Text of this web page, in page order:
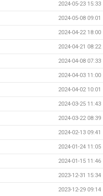
2024-05-23 15:33
2024-05-08 09:01
2024-04-22 18:00
2024-04-21 08:22
2024-04-08 07:33
2024-04-03 11:00
2024-04-02 10:01
2024-03-25 11:43
2024-03-22 08:39
2024-02-13 09:41
2024-01-24 11:05
2024-01-15 11:46
2023-12-31 15:34
2023-12-29 09:14